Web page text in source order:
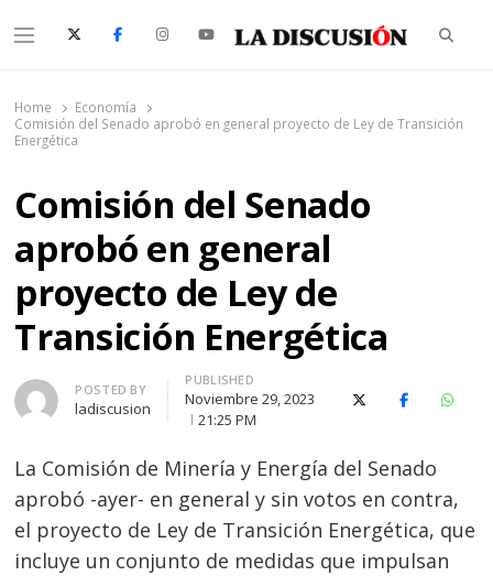
Menu
Home
Economía
Comisión del Senado aprobó en general proyecto de Ley de Transición
Energética
Comisión del Senado
aprobó en general
proyecto de Ley de
Transición Energética
Author
POSTED BY
ladiscusion
PUBLISHED
Noviembre 29, 2023
21:25 PM
X (Twitter)Facebook
La Comisión de Minería y Energía del Senado
aprobó -ayer- en general y sin votos en contra,
el proyecto de Ley de Transición Energética, que
incluye un conjunto de medidas que impulsan